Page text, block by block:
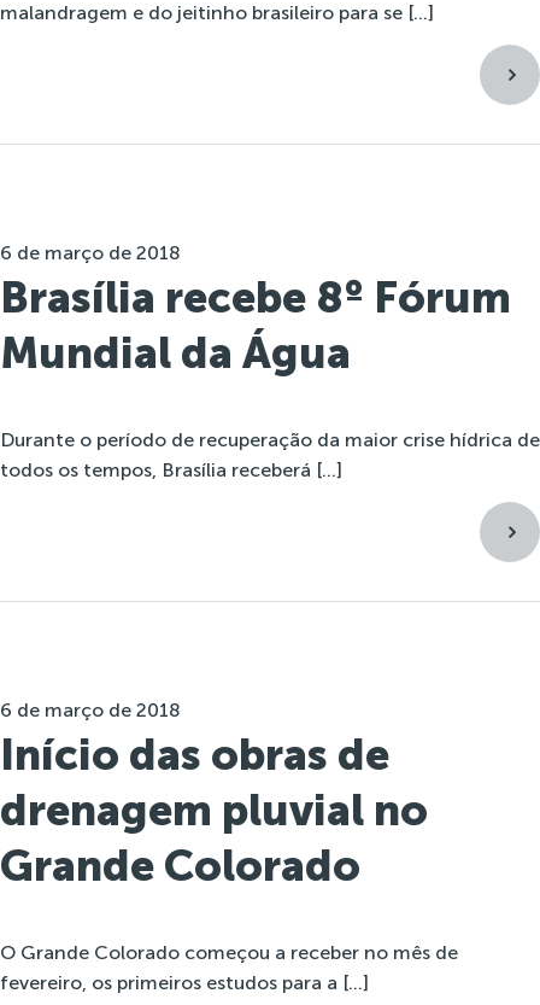
malandragem e do jeitinho brasileiro para se […]
6 de março de 2018
Brasília recebe 8º Fórum
Mundial da Água
Durante o período de recuperação da maior crise hídrica de
todos os tempos, Brasília receberá […]
6 de março de 2018
Início das obras de
drenagem pluvial no
Grande Colorado
O Grande Colorado começou a receber no mês de
fevereiro, os primeiros estudos para a […]